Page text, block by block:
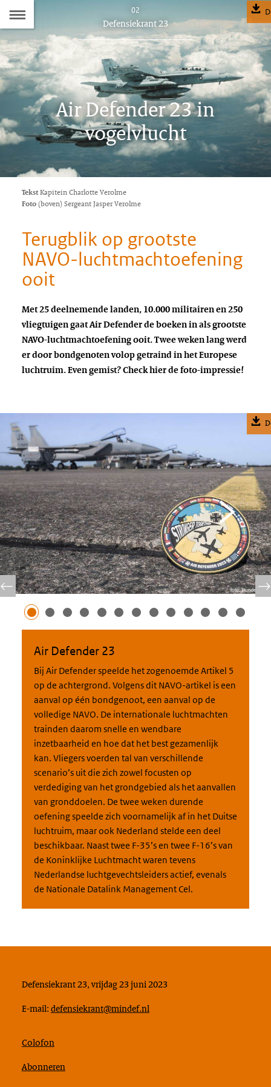
02
Dit
artikel
hoort
bij:
Defensiekrant 23
Air Defender 23 in
vogelvlucht
TekstKapitein Charlotte Verolme
Foto(boven) Sergeant Jasper Verolme
Terugblik op grootste
NAVO-luchtmachtoefening
ooit
Met 25 deelnemende landen, 10.000 militairen en 250
vliegtuigen gaat Air Defender de boeken in als grootste
NAVO-luchtmachtoefening ooit. Twee weken lang werd
er door bondgenoten volop getraind in het Europese
luchtruim. Even gemist? Check hier de foto-impressie!
Air Defender 23
Bij Air Defender speelde het zogenoemde Artikel 5
op de achtergrond. Volgens dit NAVO-artikel is een
aanval op één bondgenoot, een aanval op de
volledige NAVO. De internationale luchtmachten
trainden daarom snelle en wendbare
inzetbaarheid en hoe dat het best gezamenlijk
kan. Vliegers voerden tal van verschillende
scenario’s uit die zich zowel focusten op
verdediging van het grondgebied als het aanvallen
van gronddoelen. De twee weken durende
oefening speelde zich voornamelijk af in het Duitse
luchtruim, maar ook Nederland stelde een deel
beschikbaar. Naast twee F-35’s en twee F-16’s van
de Koninklijke Luchtmacht waren tevens
Nederlandse luchtgevechtsleiders actief, evenals
de Nationale Datalink Management Cel.
Defensiekrant 23, vrijdag 23 juni 2023
E-mail: defensiekrant@mindef.nl
Colofon
Abonneren
de
Inhoudsopgave